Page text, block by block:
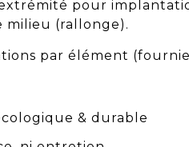
pour
milieu (rallonge).
par élément
& durable